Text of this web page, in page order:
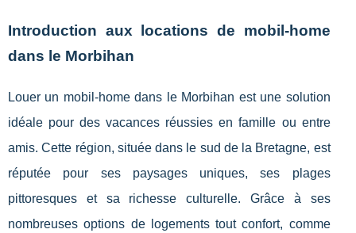
Introduction aux locations de mobil-home
dans le Morbihan
Louer un mobil-home dans le Morbihan est une solution
idéale pour des vacances réussies en famille ou entre
amis. Cette région, située dans le sud de la Bretagne, est
réputée pour ses paysages uniques, ses plages
pittoresques et sa richesse culturelle. Grâce à ses
nombreuses options de logements tout confort, comme